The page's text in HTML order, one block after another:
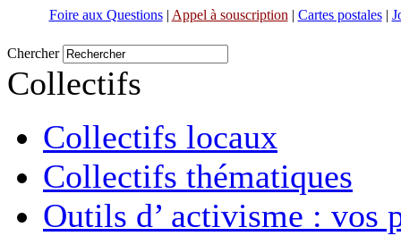
Foire aux Questions| Appel à souscription | Cartes postales|
Chercher
Collectifs
Collectifs locaux
Collectifs thématiques
Outils d’ activisme : vos